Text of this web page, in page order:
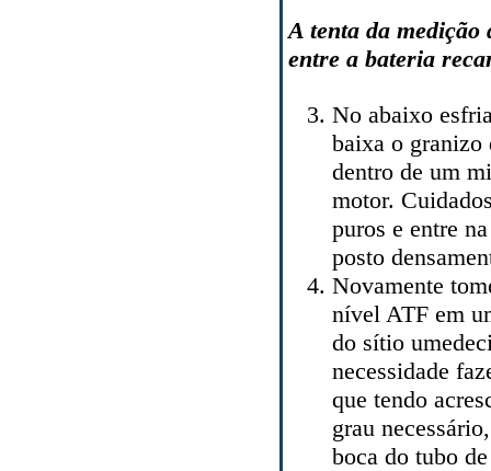
A tenta da medição
entre a bateria
No abaixo
baixa o granizo
dentro de um
motor.
puros e entre
posto
Novamente
nível ATF em
do sítio
necessidade
que tendo
grau
boca do tubo